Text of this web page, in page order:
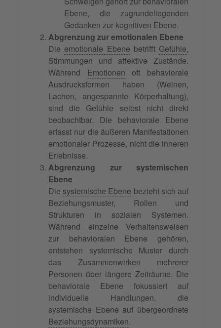
Ebene, die zugrundeliegenden
Gedanken zur kognitiven Ebene.
Abgrenzung zur emotionalen Ebene
Die emotionale Ebene betrifft Gefühle,
Stimmungen und affektive Zustände.
Während Emotionen oft behaviorale
Ausdrucksformen haben (Weinen,
Lachen, angespannte Körperhaltung),
sind die Gefühle selbst nicht direkt
beobachtbar. Die behaviorale Ebene
erfasst nur die äußeren Manifestationen
emotionaler Prozesse, nicht die inneren
Erlebnisse.
Abgrenzung zur systemischen
Ebene
Die systemische Ebene bezieht sich auf
Beziehungsmuster, Rollen und
Strukturen in sozialen Systemen.
Während einzelne Verhaltensweisen
zur behavioralen Ebene gehören,
entstehen systemische Muster durch
das Zusammenwirken mehrerer
Personen über längere Zeiträume. Die
behaviorale Ebene fokussiert auf
individuelle Handlungen, die
systemische Ebene auf übergeordnete
Beziehungsdynamiken.